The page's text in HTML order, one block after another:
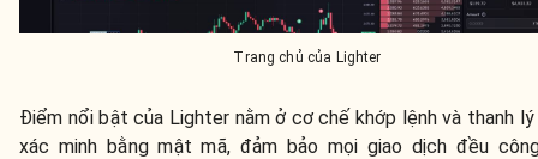
Trang chủ của Lighter
Điểm nổi bật của Lighter nằm ở cơ chế khớp lệnh và thanh
xác minh bằng mật mã, đảm bảo mọi giao dịch đều